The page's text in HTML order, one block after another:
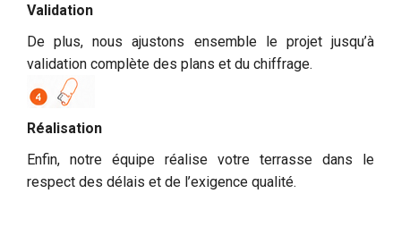
Validation
De plus, nous ajustons ensemble le projet jusqu’à
validation complète des plans et du chiffrage.
Réalisation
Enfin, notre équipe réalise votre terrasse dans le
respect des délais et de l’exigence qualité.